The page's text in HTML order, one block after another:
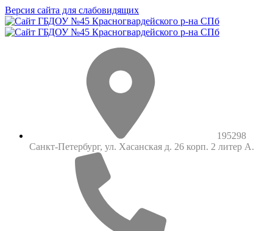
Версия сайта для слабовидящих
195298
Санкт-Петербург, ул. Хасанская д. 26 корп. 2 литер А.